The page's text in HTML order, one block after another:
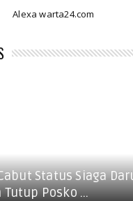
Alexa warta24.com
Status Siaga
Posko ...